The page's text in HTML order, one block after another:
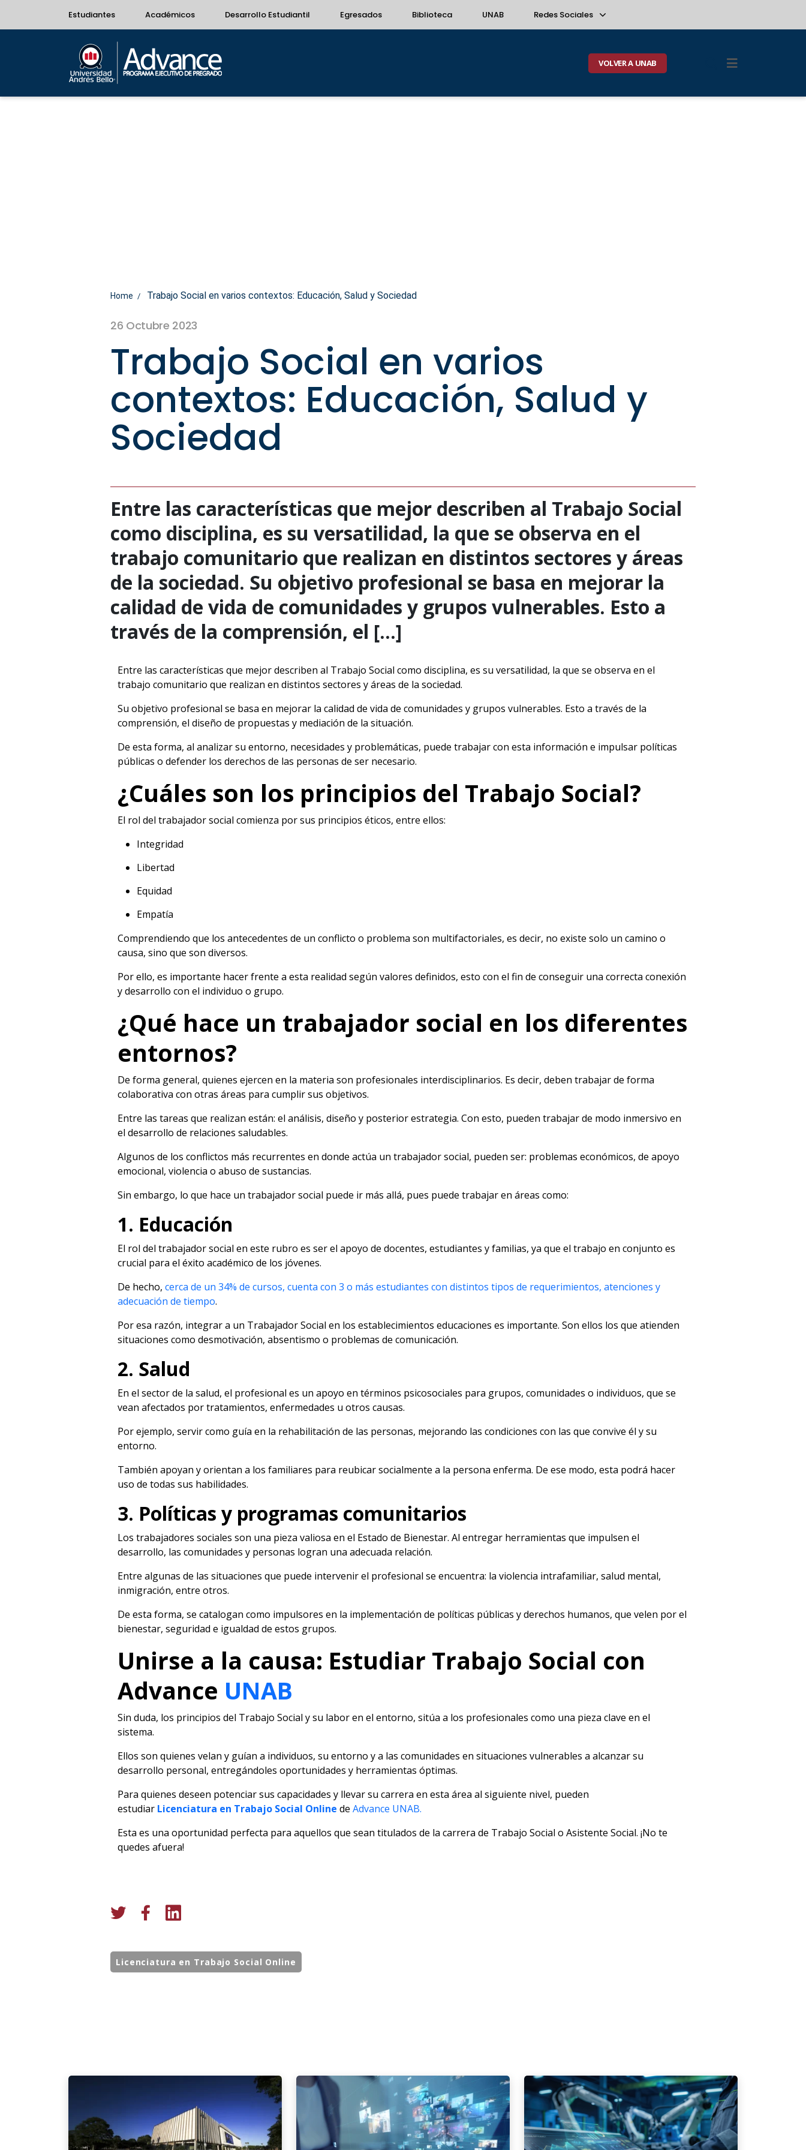
Estudiantes Académicos Desarrollo Estudiantil Egresados Biblioteca UNAB Redes Sociales
VOLVER A UNAB
Home Trabajo Social en varios contextos: Educación, Salud y Sociedad
26 Octubre 2023
Trabajo Social en varios
contextos: Educación, Salud y
Sociedad
Entre las características que mejor describen al Trabajo Social
como disciplina, es su versatilidad, la que se observa en el
trabajo comunitario que realizan en distintos sectores y áreas
de la sociedad. Su objetivo profesional se basa en mejorar la
calidad de vida de comunidades y grupos vulnerables. Esto a
través de la comprensión, el […]
Entre las características que mejor describen al Trabajo Social como disciplina, es su versatilidad, la que se observa en el
trabajo comunitario que realizan en distintos sectores y áreas de la sociedad.
Su objetivo profesional se basa en mejorar la calidad de vida de comunidades y grupos vulnerables. Esto a través de la
comprensión, el diseño de propuestas y mediación de la situación.
De esta forma, al analizar su entorno, necesidades y problemáticas, puede trabajar con esta información e impulsar políticas
públicas o defender los derechos de las personas de ser necesario.
¿Cuáles son los principios del Trabajo Social?
El rol del trabajador social comienza por sus principios éticos, entre ellos:
Integridad
Libertad
Equidad
Empatía
Comprendiendo que los antecedentes de un conflicto o problema son multifactoriales, es decir, no existe solo un camino o
causa, sino que son diversos.
Por ello, es importante hacer frente a esta realidad según valores definidos, esto con el fin de conseguir una correcta conexión
y desarrollo con el individuo o grupo.
¿Qué hace un trabajador social en los diferentes
entornos?
De forma general, quienes ejercen en la materia son profesionales interdisciplinarios. Es decir, deben trabajar de forma
colaborativa con otras áreas para cumplir sus objetivos.
Entre las tareas que realizan están: el análisis, diseño y posterior estrategia. Con esto, pueden trabajar de modo inmersivo en
el desarrollo de relaciones saludables.
Algunos de los conflictos más recurrentes en donde actúa un trabajador social, pueden ser: problemas económicos, de apoyo
emocional, violencia o abuso de sustancias.
Sin embargo, lo que hace un trabajador social puede ir más allá, pues puede trabajar en áreas como:
1. Educación
El rol del trabajador social en este rubro es ser el apoyo de docentes, estudiantes y familias, ya que el trabajo en conjunto es
crucial para el éxito académico de los jóvenes.
De hecho, cerca de un 34% de cursos, cuenta con 3 o más estudiantes con distintos tipos de requerimientos, atenciones y
adecuación de tiempo.
Por esa razón, integrar a un Trabajador Social en los establecimientos educaciones es importante. Son ellos los que atienden
situaciones como desmotivación, absentismo o problemas de comunicación.
2. Salud
En el sector de la salud, el profesional es un apoyo en términos psicosociales para grupos, comunidades o individuos, que se
vean afectados por tratamientos, enfermedades u otros causas.
Por ejemplo, servir como guía en la rehabilitación de las personas, mejorando las condiciones con las que convive él y su
entorno.
También apoyan y orientan a los familiares para reubicar socialmente a la persona enferma. De ese modo, esta podrá hacer
uso de todas sus habilidades.
3. Políticas y programas comunitarios
Los trabajadores sociales son una pieza valiosa en el Estado de Bienestar. Al entregar herramientas que impulsen el
desarrollo, las comunidades y personas logran una adecuada relación.
Entre algunas de las situaciones que puede intervenir el profesional se encuentra: la violencia intrafamiliar, salud mental,
inmigración, entre otros.
De esta forma, se catalogan como impulsores en la implementación de políticas públicas y derechos humanos, que velen por el
bienestar, seguridad e igualdad de estos grupos.
Unirse a la causa: Estudiar Trabajo Social con
Advance UNAB
Sin duda, los principios del Trabajo Social y su labor en el entorno, sitúa a los profesionales como una pieza clave en el
sistema.
Ellos son quienes velan y guían a individuos, su entorno y a las comunidades en situaciones vulnerables a alcanzar su
desarrollo personal, entregándoles oportunidades y herramientas óptimas.
Para quienes deseen potenciar sus capacidades y llevar su carrera en esta área al siguiente nivel, pueden
estudiar Licenciatura en Trabajo Social Online de Advance UNAB.
Esta es una oportunidad perfecta para aquellos que sean titulados de la carrera de Trabajo Social o Asistente Social. ¡No te
quedes afuera!
Licenciatura en Trabajo Social Online